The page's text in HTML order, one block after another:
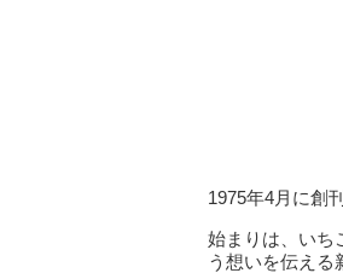
1975年4月に創
始まりは、いち
う想いを伝える